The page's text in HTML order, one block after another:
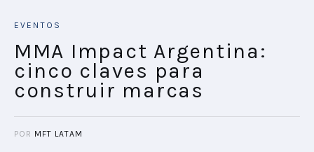
EVENTOS
MMA Impact Argentina:
cinco claves para
construir marcas
POR MFT LATAM